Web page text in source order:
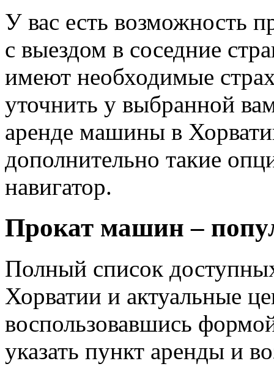
У вас есть возможность
с выездом в соседние
имеют необходимые
уточнить у выбранной
аренде машины в
дополнительно такие
навигатор.
Прокат машин –
Полный список
Хорватии и актуальные
воспользовавшись
указать пункт аренды и